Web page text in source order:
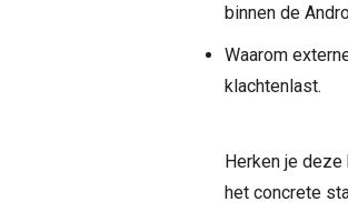
binnen de
Waarom
klachtenlast.
Herken je deze
het concrete